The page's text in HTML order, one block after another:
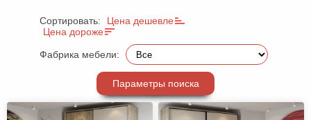
мебель
МебельСортировать:
Цена дешевле
Цена дороже
Фабрика мебели:
Параметры поиска